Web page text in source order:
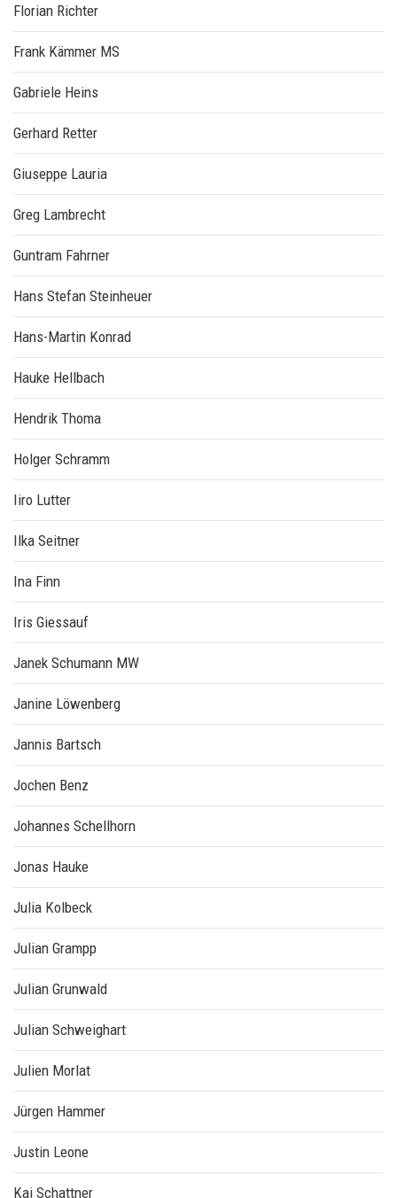
Florian Richter
Frank Kämmer MS
Gabriele Heins
Gerhard Retter
Giuseppe Lauria
Greg Lambrecht
Guntram Fahrner
Hans Stefan Steinheuer
Hans-Martin Konrad
Hauke Hellbach
Hendrik Thoma
Holger Schramm
Iiro Lutter
Ilka Seitner
Ina Finn
Iris Giessauf
Janek Schumann MW
Janine Löwenberg
Jannis Bartsch
Jochen Benz
Johannes Schellhorn
Jonas Hauke
Julia Kolbeck
Julian Grampp
Julian Grunwald
Julian Schweighart
Julien Morlat
Jürgen Hammer
Justin Leone
Kai Schattner